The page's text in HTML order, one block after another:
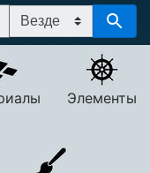
Элементы